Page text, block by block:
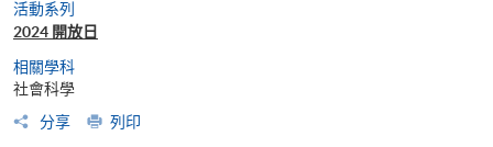
活動系列
2024 開放日
相關學科
社會科學
分享
列印